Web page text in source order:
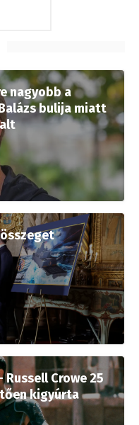
nagyobb a
bulija miatt
Crowe 25
kigyúrta